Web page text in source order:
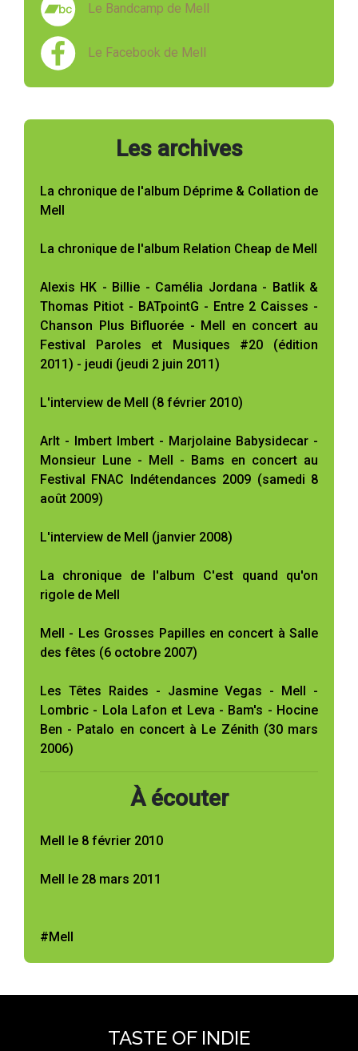
Le Bandcamp de Mell
Le Facebook de Mell
Les archives
La chronique de l'album Déprime & Collation de
Mell
La chronique de l'album Relation Cheap de Mell
Alexis HK - Billie - Camélia Jordana - Batlik &
Thomas Pitiot - BATpointG - Entre 2 Caisses -
Chanson Plus Bifluorée - Mell en concert au
Festival Paroles et Musiques #20 (édition
2011) - jeudi (jeudi 2 juin 2011)
L'interview de Mell (8 février 2010)
Arlt - Imbert Imbert - Marjolaine Babysidecar -
Monsieur Lune - Mell - Bams en concert au
Festival FNAC Indétendances 2009 (samedi 8
août 2009)
L'interview de Mell (janvier 2008)
La chronique de l'album C'est quand qu'on
rigole de Mell
Mell - Les Grosses Papilles en concert à Salle
des fêtes (6 octobre 2007)
Les Têtes Raides - Jasmine Vegas - Mell -
Lombric - Lola Lafon et Leva - Bam's - Hocine
Ben - Patalo en concert à Le Zénith (30 mars
2006)
À écouter
Mell le 8 février 2010
Mell le 28 mars 2011
#Mell
TASTE OF INDIE